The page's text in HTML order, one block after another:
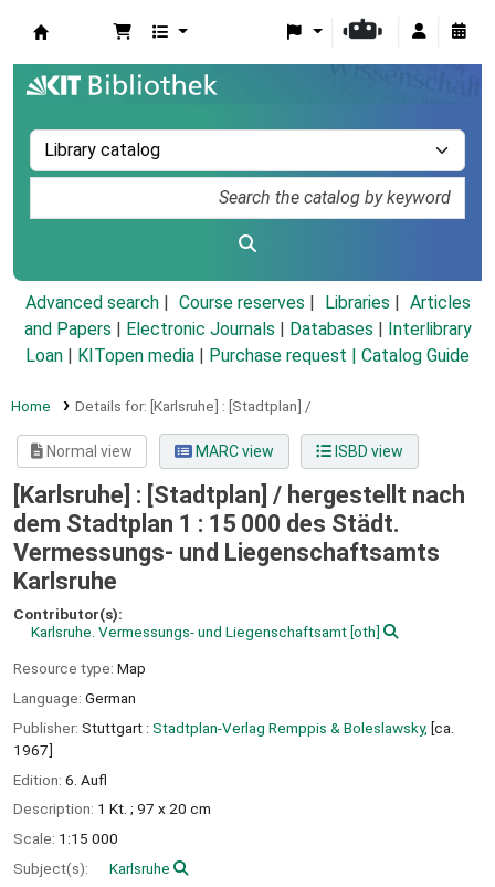
Advanced search Course reserves Libraries
Articles
and Papers
Electronic Journals Databases
Interlibrary
Loan
KITopen media Purchase request | Catalog Guide
Home Details for: [Karlsruhe] : [Stadtplan] /
Normal view MARC view ISBD view
[Karlsruhe] : [Stadtplan] / hergestellt nach
dem Stadtplan 1 : 15 000 des Städt.
Vermessungs- und Liegenschaftsamts
Karlsruhe
Contributor(s):
Karlsruhe. Vermessungs- und Liegenschaftsamt [oth]
Resource type: Map
Language: German
Publisher: Stuttgart : Stadtplan-Verlag Remppis & Boleslawsky, [ca.
1967]
Edition: 6. Aufl
Description: 1 Kt. ; 97 x 20 cm
Scale: 1:15 000
Subject(s):
Karlsruhe